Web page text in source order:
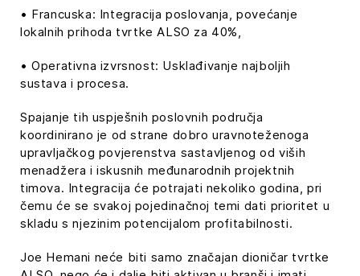
• Francuska: Integracija poslovanja, povećanje
lokalnih prihoda tvrtke ALSO za 40%,
• Operativna izvrsnost: Usklađivanje najboljih
sustava i procesa.
Spajanje tih uspješnih poslovnih područja
koordinirano je od strane dobro uravnoteženoga
upravljačkog povjerenstva sastavljenog od viših
menadžera i iskusnih međunarodnih projektnih
timova. Integracija će potrajati nekoliko godina, pri
čemu će se svakoj pojedinačnoj temi dati prioritet u
skladu s njezinim potencijalom profitabilnosti.
Joe Hemani neće biti samo značajan dioničar tvrtke